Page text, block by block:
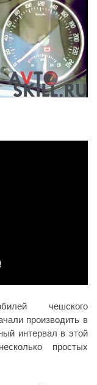
чешского
производить в
интервал в этой
простых